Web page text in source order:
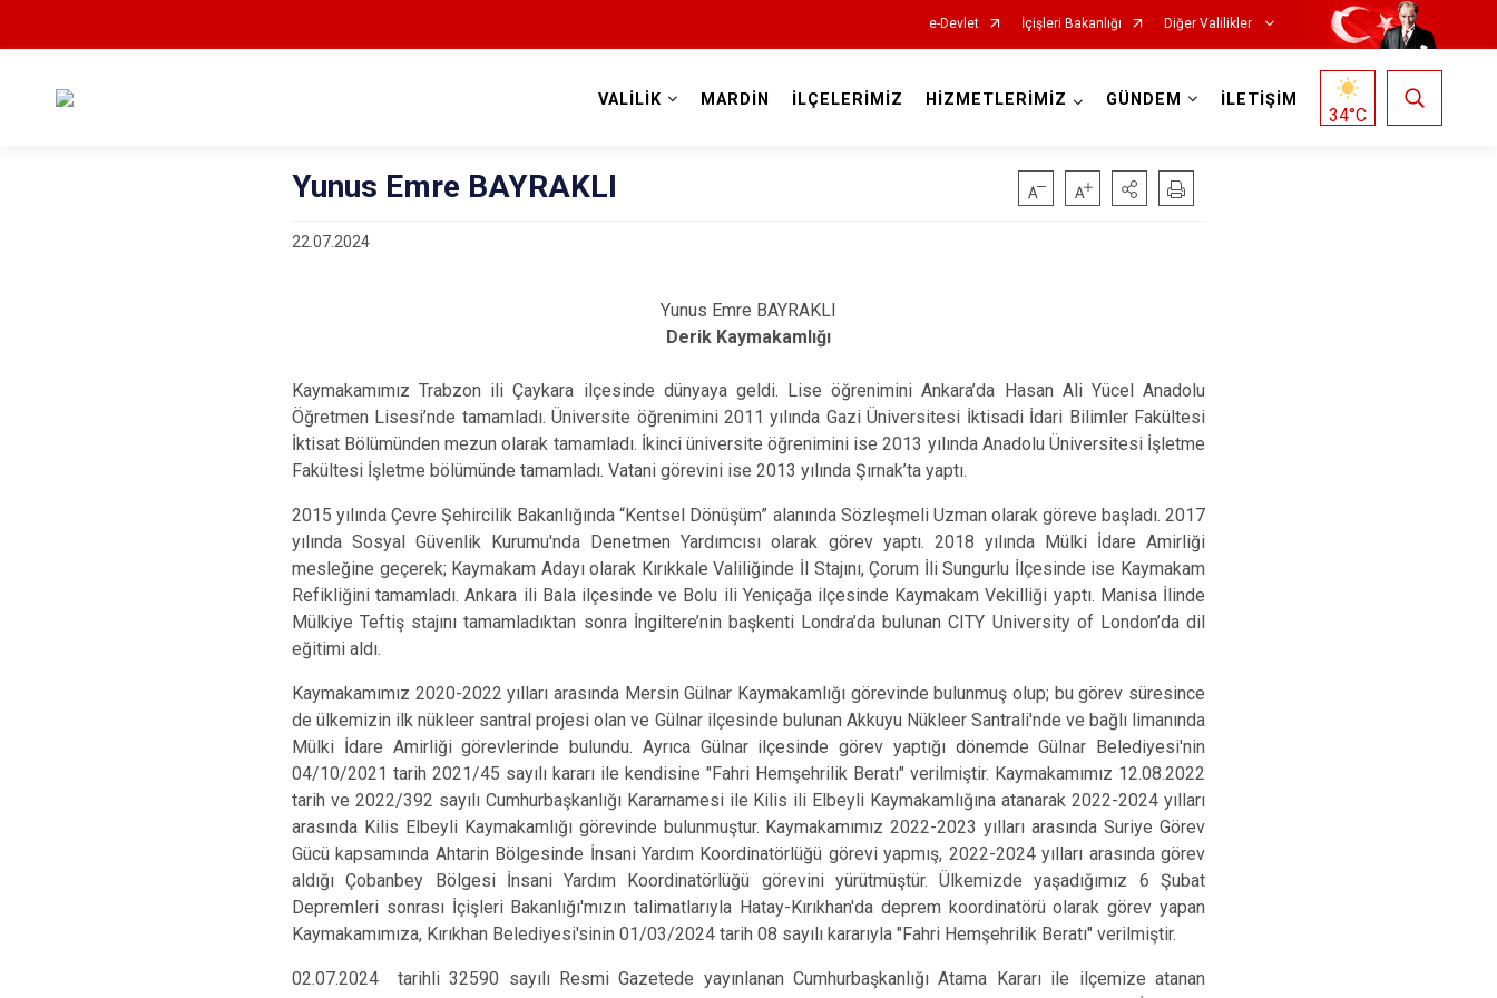
e-Devlet İçişleri Bakanlığı Diğer Valilikler
VALİLİK MARDİN İLÇELERİMİZ HİZMETLERİMİZ GÜNDEM İLETİŞİM
34°C
Yunus Emre BAYRAKLI
22.07.2024
Yunus Emre BAYRAKLI
Derik Kaymakamlığı
Kaymakamımız Trabzon ili Çaykara ilçesinde dünyaya geldi. Lise öğrenimini Ankara’da Hasan Ali Yücel Anadolu
Öğretmen Lisesi’nde tamamladı. Üniversite öğrenimini 2011 yılında Gazi Üniversitesi İktisadi İdari Bilimler Fakültesi
İktisat Bölümünden mezun olarak tamamladı. İkinci üniversite öğrenimini ise 2013 yılında Anadolu Üniversitesi İşletme
Fakültesi İşletme bölümünde tamamladı. Vatani görevini ise 2013 yılında Şırnak’ta yaptı.
2015 yılında Çevre Şehircilik Bakanlığında “Kentsel Dönüşüm” alanında Sözleşmeli Uzman olarak göreve başladı. 2017
yılında Sosyal Güvenlik Kurumu'nda Denetmen Yardımcısı olarak görev yaptı. 2018 yılında Mülki İdare Amirliği
mesleğine geçerek; Kaymakam Adayı olarak Kırıkkale Valiliğinde İl Stajını, Çorum İli Sungurlu İlçesinde ise Kaymakam
Refikliğini tamamladı. Ankara ili Bala ilçesinde ve Bolu ili Yeniçağa ilçesinde Kaymakam Vekilliği yaptı. Manisa İlinde
Mülkiye Teftiş stajını tamamladıktan sonra İngiltere’nin başkenti Londra’da bulunan CITY University of London’da dil
eğitimi aldı.
Kaymakamımız 2020-2022 yılları arasında Mersin Gülnar Kaymakamlığı görevinde bulunmuş olup; bu görev süresince
de ülkemizin ilk nükleer santral projesi olan ve Gülnar ilçesinde bulunan Akkuyu Nükleer Santrali'nde ve bağlı limanında
Mülki İdare Amirliği görevlerinde bulundu. Ayrıca Gülnar ilçesinde görev yaptığı dönemde Gülnar Belediyesi'nin
04/10/2021 tarih 2021/45 sayılı kararı ile kendisine "Fahri Hemşehrilik Beratı" verilmiştir. Kaymakamımız 12.08.2022
tarih ve 2022/392 sayılı Cumhurbaşkanlığı Kararnamesi ile Kilis ili Elbeyli Kaymakamlığına atanarak 2022-2024 yılları
arasında Kilis Elbeyli Kaymakamlığı görevinde bulunmuştur. Kaymakamımız 2022-2023 yılları arasında Suriye Görev
Gücü kapsamında Ahtarin Bölgesinde İnsani Yardım Koordinatörlüğü görevi yapmış, 2022-2024 yılları arasında görev
aldığı Çobanbey Bölgesi İnsani Yardım Koordinatörlüğü görevini yürütmüştür. Ülkemizde yaşadığımız 6 Şubat
Depremleri sonrası İçişleri Bakanlığı'mızın talimatlarıyla Hatay-Kırıkhan'da deprem koordinatörü olarak görev yapan
Kaymakamımıza, Kırıkhan Belediyesi'sinin 01/03/2024 tarih 08 sayılı kararıyla "Fahri Hemşehrilik Beratı" verilmiştir.
02.07.2024 tarihli 32590 sayılı Resmi Gazetede yayınlanan Cumhurbaşkanlığı Atama Kararı ile ilçemize atanan